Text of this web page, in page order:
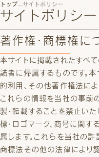
トップ サイトポリシー
サイトポリシー
著作権・商標権に
本サイトに掲載されたすべ
諾者に帰属するものです。
的利用、その他著作権法に
これらの情報を当社の事前
製・転載することを禁止い
標・ロゴマーク、商号に関
属します。これらを当社の許
商標法その他の法律により